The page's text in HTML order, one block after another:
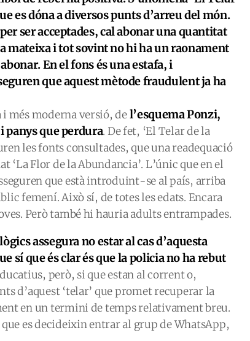
es dóna a diversos punts d’arreu del món.
ser acceptades, cal abonar una quantitat
mateixa i tot sovint no hi ha un raonament
En el fons és una estafa, i
que aquest mètode fraudulent ja ha
més moderna versió, del’esquema Ponzi,
panys que perdura. De fet, ‘El Telar de la
les fonts consultades, que una readequació
Flor de la Abundancia’. L’únic que en el
que està introduint-se al país, arriba
femení. Això sí, de totes les edats. Encara
Però també hi hauria adults entrampades.
assegura no estar al cas d’aquesta
sí que és clar és que la policia no ha rebut
però, si que estan al corrent o,
d’aquest ‘telar’ que promet recuperar la
en un termini de temps relativament breu.
es decideixin entrar al grup de WhatsApp,